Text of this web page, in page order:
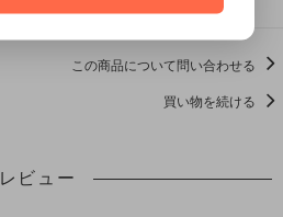
この商品について問い合わせる
買い物を続ける
レビュー